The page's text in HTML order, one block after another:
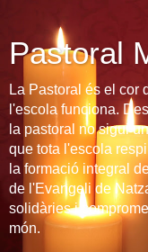
Pastoral
La Pastoral és el cor
l'escola funciona.
la pastoral no sigui
que tota l'escola
la formació integral
de l'Evangeli de
solidàries i
món.